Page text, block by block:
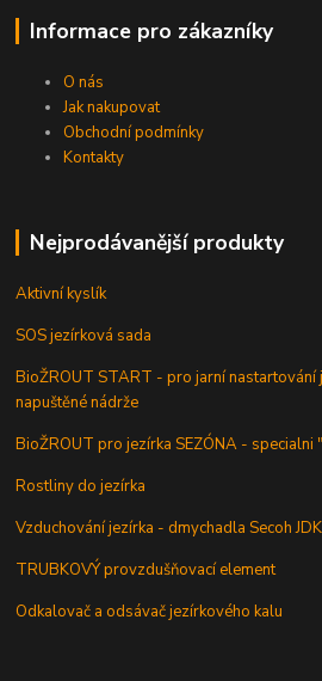
Informace pro zákazníky
O nás
Jak nakupovat
Obchodní podmínky
Kontakty
Nejprodávanější produkty
Aktivní kyslík
SOS jezírková sada
BioŽROUT START - pro jarní nastartování
napuštěné nádrže
BioŽROUT pro jezírka SEZÓNA - specialni
Rostliny do jezírka
Vzduchování jezírka - dmychadla Secoh JDK
TRUBKOVÝ provzdušňovací element
Odkalovač a odsávač jezírkového kalu